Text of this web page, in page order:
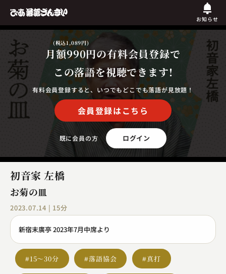
お知らせ
月額990円
(税込1,089円)
の有料会員登録で
この落語を視聴できます!
有料会員登録すると、いつでもどこでも落語が見放題！
会員登録はこちら
既に会員の方 ログイン
初音家 左橋
お菊の皿
2023.07.14 | 15分
新宿末廣亭 2023年7月中席より
#15～30分 #落語協会 #真打